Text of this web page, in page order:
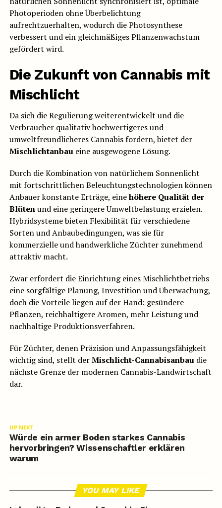
Photoperioden ohne Überbelichtung
aufrechtzuerhalten, wodurch die Photosynthese
verbessert und ein gleichmäßiges Pflanzenwachstum
gefördert wird.
Die Zukunft von Cannabis mit
Mischlicht
Da sich die Regulierung weiterentwickelt und die
Verbraucher qualitativ hochwertigeres und
umweltfreundlicheres Cannabis fordern, bietet der
Mischlichtanbaueine ausgewogene Lösung.
Durch die Kombination von natürlichem Sonnenlicht
mit fortschrittlichen Beleuchtungstechnologien können
Anbauer konstante Erträge, einehöhere Qualität der
Blütenund eine geringere Umweltbelastung erzielen.
Hybridsysteme bieten Flexibilität für verschiedene
Sorten und Anbaubedingungen, was sie für
kommerzielle und handwerkliche Züchter zunehmend
attraktiv macht.
Zwar erfordert die Einrichtung eines Mischlichtbetriebs
eine sorgfältige Planung, Investition und Überwachung,
doch die Vorteile liegen auf der Hand: gesündere
Pflanzen, reichhaltigere Aromen, mehr Leistung und
nachhaltige Produktionsverfahren.
Für Züchter, denen Präzision und Anpassungsfähigkeit
wichtig sind, stellt derMischlicht-Cannabisanbaudie
nächste Grenze der modernen Cannabis-Landwirtschaft
dar.
UP NEXT
Würde ein armer Boden starkes Cannabis
hervorbringen? Wissenschaftler erklären
warum
YOU MAY LIKE